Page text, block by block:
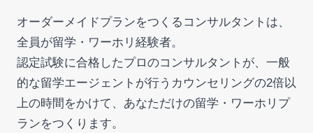
オーダーメイドプランをつくるコンサルタントは、
全員が留学・ワーホリ経験者。
認定試験に合格したプロのコンサルタントが、一般
的な留学エージェントが行うカウンセリングの2倍以
上の時間をかけて、あなただけの留学・ワーホリプ
ランをつくります。